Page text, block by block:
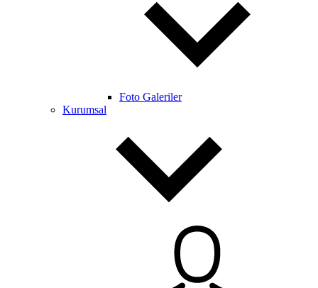
Foto Galeriler
Kurumsal